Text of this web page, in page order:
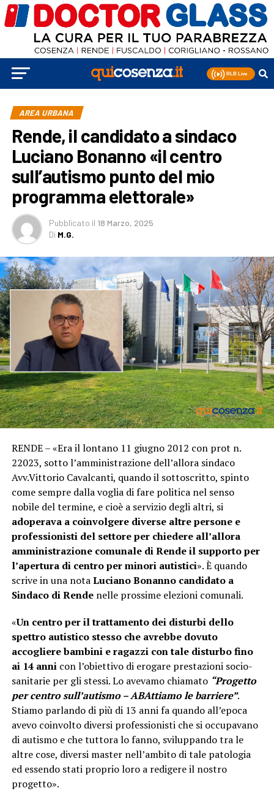
AREA URBANA
Rende, il candidato a sindaco
Luciano Bonanno «il centro
sull’autismo punto del mio
programma elettorale»
Pubblicato il 18 Marzo, 2025
Di M.G.
RENDE – «Era il lontano 11 giugno 2012 con prot n.
22023, sotto l’amministrazione dell’allora sindaco
Avv.Vittorio Cavalcanti, quando il sottoscritto, spinto
come sempre dalla voglia di fare politica nel senso
nobile del termine, e cioè a servizio degli altri, si
adoperava a coinvolgere diverse altre persone e
professionisti del settore per chiedere all’allora
amministrazione comunale di Rende il supporto per
l’apertura di centro per minori autistici». È quando
scrive in una notaLuciano Bonanno candidato a
Sindaco di Rendenelle prossime elezioni comunali.
«Un centro per il trattamento dei disturbi dello
spettro autistico stesso che avrebbe dovuto
accogliere bambini e ragazzi con tale disturbo fino
ai 14 annicon l’obiettivo di erogare prestazioni socio-
sanitarie per gli stessi. Lo avevamo chiamato “Progetto
per centro sull’autismo – ABAttiamo le barriere”.
Stiamo parlando di più di 13 anni fa quando all’epoca
avevo coinvolto diversi professionisti che si occupavano
di autismo e che tuttora lo fanno, sviluppando tra le
altre cose, diversi master nell’ambito di tale patologia
ed essendo stati proprio loro a redigere il nostro
progetto».